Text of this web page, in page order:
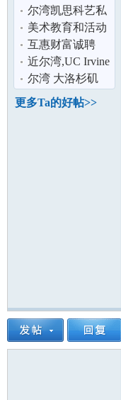
州
价格好,欢
所有手术20%
OFF,精湛的韩国
医
尔湾凯思科艺私
立学校夏校招生
（6/30前报名
美术教育和活动
老师招聘
互惠财富诚聘
Case Assistant 稳
定 可办H1B
近尔湾,UC Irvine
附近餐厅出售
尔湾 大洛杉矶
新房新楼盘
更多Ta的好帖>>